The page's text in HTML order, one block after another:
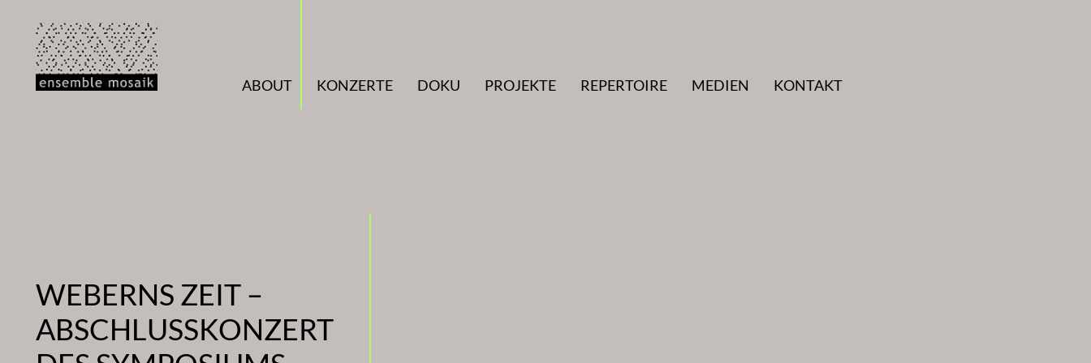
Inhalt
springen
ABOUT
KONZERTE DOKU PROJEKTE REPERTOIRE MEDIEN KONTAKT
WEBERNS ZEIT –
ABSCHLUSSKONZERT